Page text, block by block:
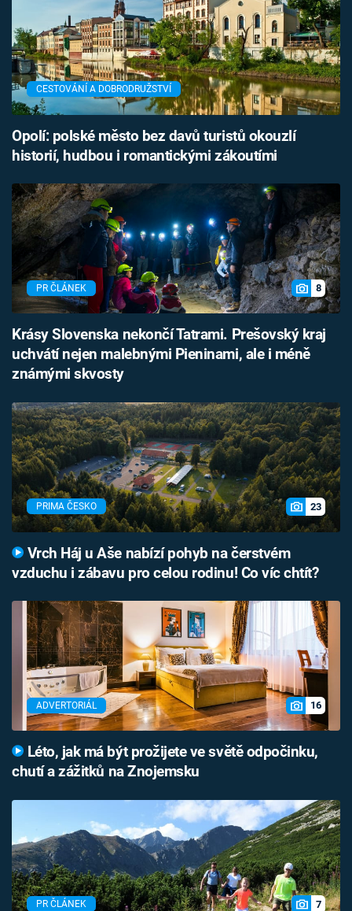
CESTOVÁNÍ A DOBRODRUŽSTVÍ
Opolí: polské město bez davů turistů okouzlí
historií, hudbou i romantickými zákoutími
PR ČLÁNEK 8
Krásy Slovenska nekončí Tatrami. Prešovský kraj
uchvátí nejen malebnými Pieninami, ale i méně
známými skvosty
PRIMA ČESKO 23
Vrch Háj u Aše nabízí pohyb na čerstvém
vzduchu i zábavu pro celou rodinu! Co víc chtít?
ADVERTORIÁL 16
Léto, jak má být prožijete ve světě odpočinku,
chutí a zážitků na Znojemsku
PR ČLÁNEK 7